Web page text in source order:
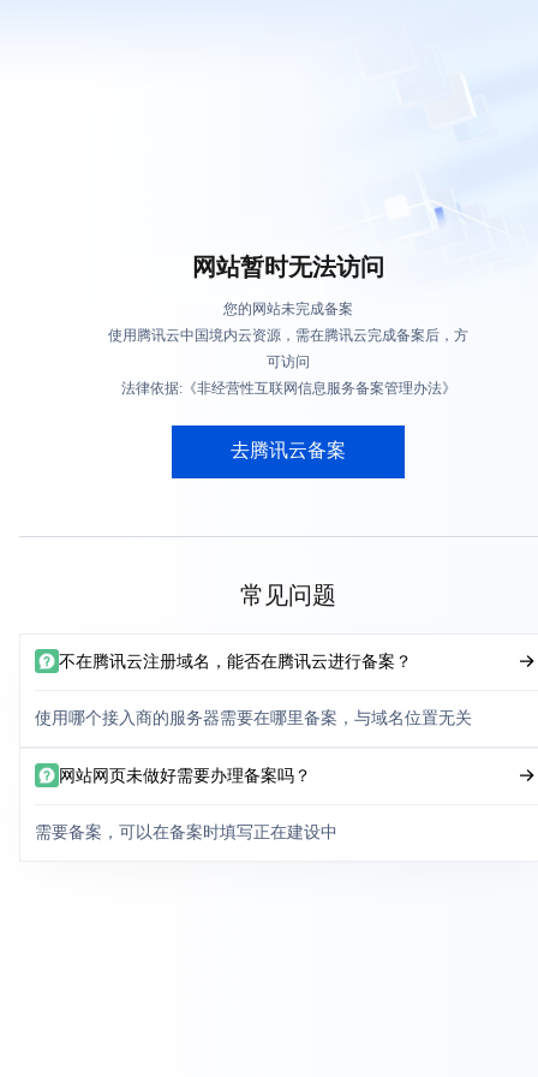
网站暂时无法访问
您的网站未完成备案
使用腾讯云中国境内云资源，需在腾讯云完成备案后，方
可访问
法律依据:《非经营性互联网信息服务备案管理办法》
去腾讯云备案
常见问题
不在腾讯云注册域名，能否在腾讯云进行备案？
使用哪个接入商的服务器需要在哪里备案，与域名位置无关
网站网页未做好需要办理备案吗？
需要备案，可以在备案时填写正在建设中